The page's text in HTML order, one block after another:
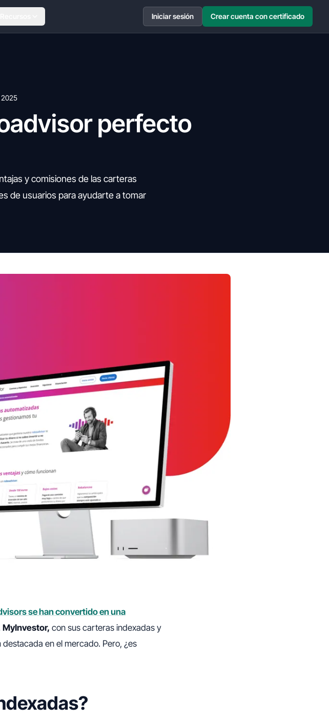
Iniciar sesión Crear cuenta con certificado
2025
perfecto
y comisiones de las carteras
de usuarios para ayudarte a tomar
se han convertido en una
MyInvestor, con sus carteras indexadas y
en el mercado. Pero, ¿es